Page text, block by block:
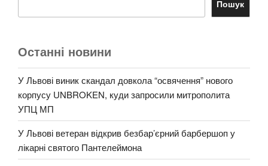
Пошук
Останні новини
У Львові виник скандал довкола “освячення” нового
корпусу UNBROKEN, куди запросили митрополита
УПЦ МП
У Львові ветеран відкрив безбар’єрний барбершоп у
лікарні святого Пантелеймона